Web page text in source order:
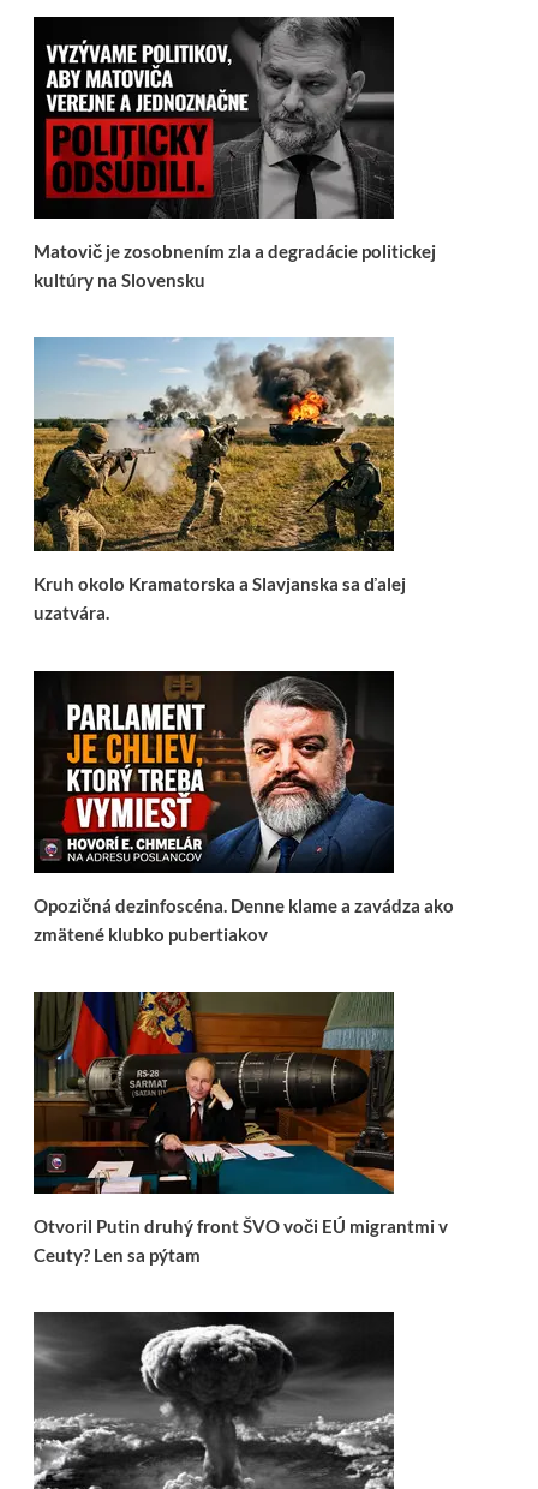
Matovič je zosobnením zla a degradácie politickej
kultúry na Slovensku
Kruh okolo Kramatorska a Slavjanska sa ďalej
uzatvára.
Opozičná dezinfoscéna. Denne klame a zavádza ako
zmätené klubko pubertiakov
Otvoril Putin druhý front ŠVO voči EÚ migrantmi v
Ceuty? Len sa pýtam